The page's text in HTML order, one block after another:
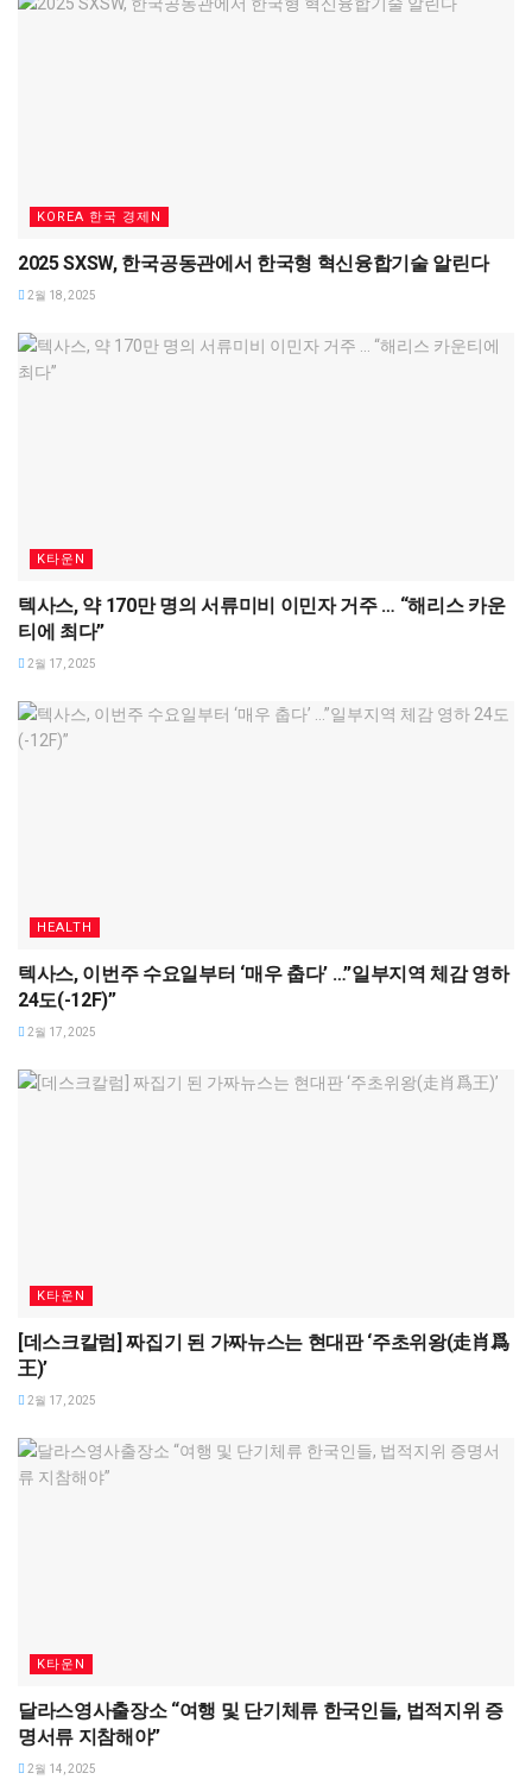
KOREA 한국 경제N
2025 SXSW, 한국공동관에서 한국형 혁신융합기술 알린다
2월 18, 2025
K타운N
텍사스, 약 170만 명의 서류미비 이민자 거주 … “해리스 카운
티에 최다”
2월 17, 2025
HEALTH
텍사스, 이번주 수요일부터 ‘매우 춥다’ …”일부지역 체감 영하
24도(-12F)”
2월 17, 2025
K타운N
[데스크칼럼] 짜집기 된 가짜뉴스는 현대판 ‘주초위왕(走肖爲
王)’
2월 17, 2025
K타운N
달라스영사출장소 “여행 및 단기체류 한국인들, 법적지위 증
명서류 지참해야”
2월 14, 2025